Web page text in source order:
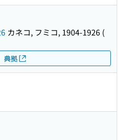
カネコ, フミコ, 1904-1926 (
典拠